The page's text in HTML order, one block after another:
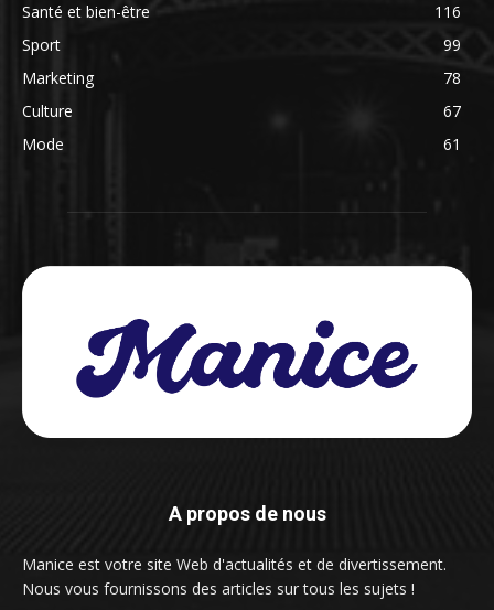
Santé et bien-être
116
Sport
99
Marketing
78
Culture
67
Mode
61
A propos de nous
Manice est votre site Web d'actualités et de divertissement.
Nous vous fournissons des articles sur tous les sujets !